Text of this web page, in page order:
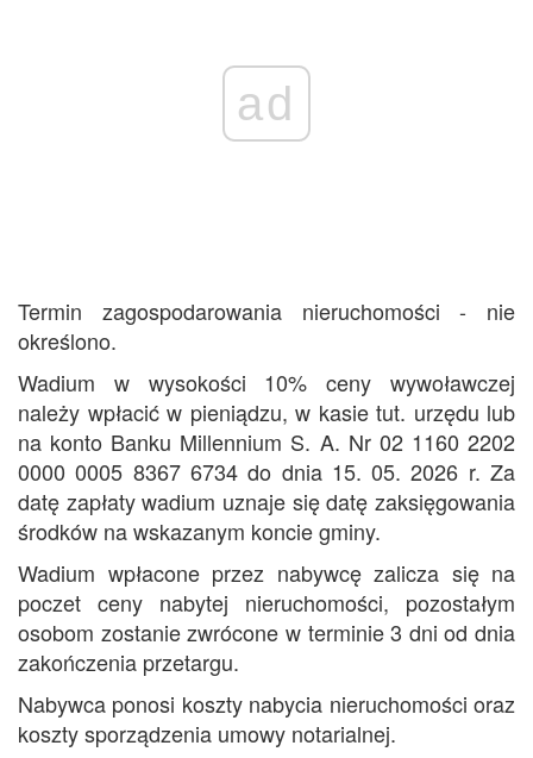
ad
Termin zagospodarowania nieruchomości - nie
określono.
Wadium w wysokości 10% ceny wywoławczej
należy wpłacić w pieniądzu, w kasie tut. urzędu lub
na konto Banku Millennium S. A. Nr 02 1160 2202
0000 0005 8367 6734 do dnia 15. 05. 2026 r. Za
datę zapłaty wadium uznaje się datę zaksięgowania
środków na wskazanym koncie gminy.
Wadium wpłacone przez nabywcę zalicza się na
poczet ceny nabytej nieruchomości, pozostałym
osobom zostanie zwrócone w terminie 3 dni od dnia
zakończenia przetargu.
Nabywca ponosi koszty nabycia nieruchomości oraz
koszty sporządzenia umowy notarialnej.